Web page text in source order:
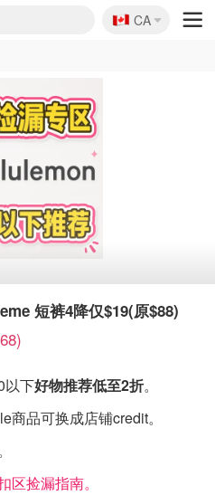
🇨🇦
CA
短裤4降仅$19(原$88)
以下好物推荐低至2折。
商品可换成店铺credit。
捡漏指南。